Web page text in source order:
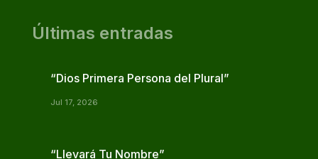
Últimas entradas
“Dios Primera Persona del Plural”
Jul 17, 2026
“Llevará Tu Nombre”